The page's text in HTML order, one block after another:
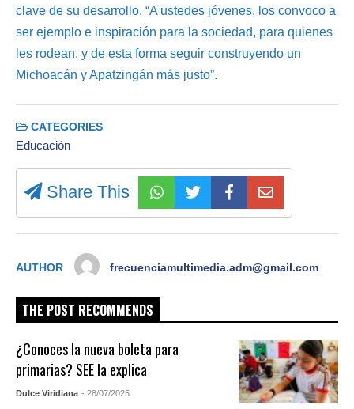
clave de su desarrollo. “A ustedes jóvenes, los convoco a
ser ejemplo e inspiración para la sociedad, para quienes
les rodean, y de esta forma seguir construyendo un
Michoacán y Apatzingán más justo”.
CATEGORIES
Educación
Share This
AUTHOR frecuenciamultimedia.adm@gmail.com
THE POST RECOMMENDS
¿Conoces la nueva boleta para
primarias? SEE la explica
Dulce Viridiana - 28/07/2025